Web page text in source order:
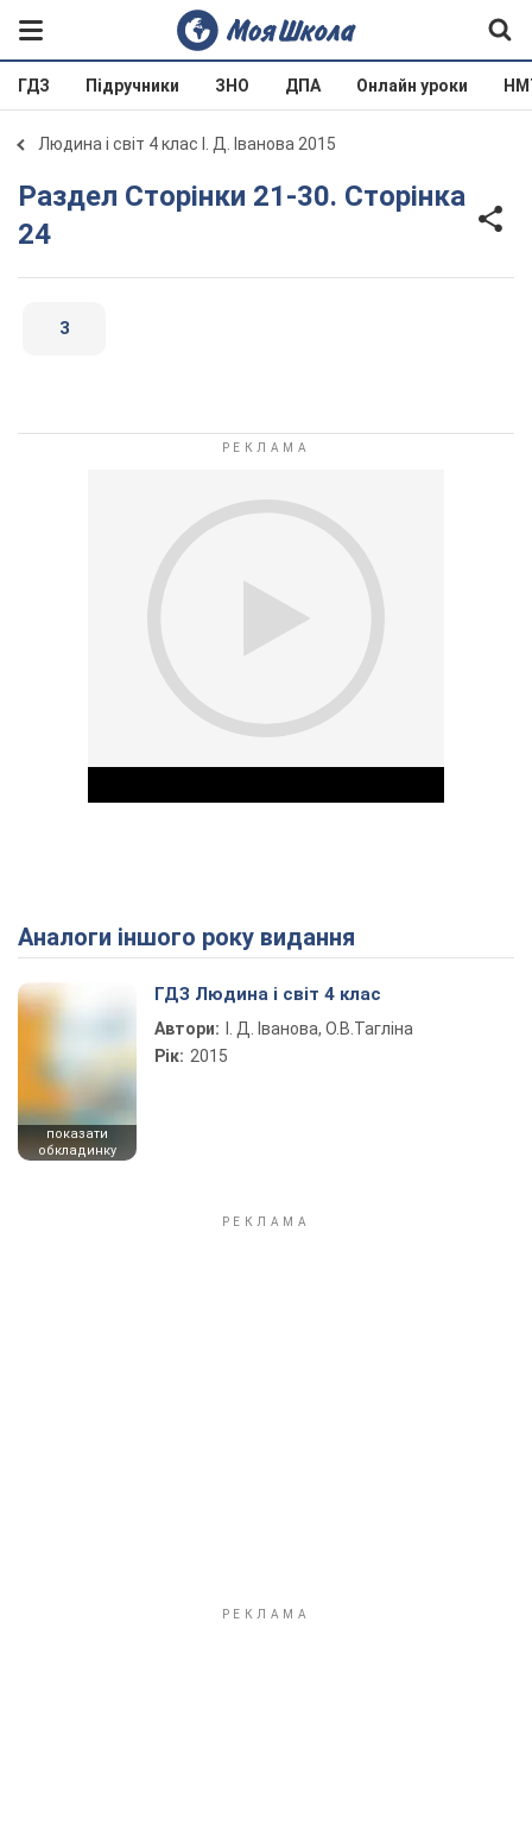
ГДЗ Підручники ЗНО ДПА Онлайн уроки
Людина і світ 4 клас І. Д. Іванова 2015
Раздел Сторінки 21-30. Сторінка
24
3
Play Video
Аналоги іншого року видання
показати
обкладинку
ГДЗ Людина і світ 4 клас
Автори:
І. Д. Іванова, О.В.Тагліна
Рік: 2015